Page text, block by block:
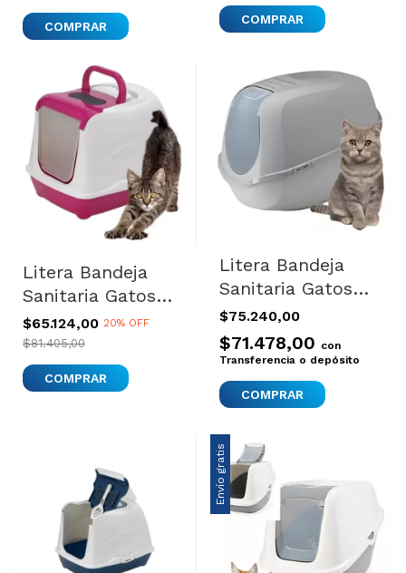
COMPRAR
Litera Bandeja
Sanitaria Gatos
Filtro Moderna
Flip Cat Jumbo
$65.124,00 20% OFF
$81.405,00
COMPRAR
Litera Bandeja
Sanitaria Gatos
Filtro Moderna
Mega Smart Gris
$75.240,00
$71.478,00 con
Transferencia o depósito
Envío gratis